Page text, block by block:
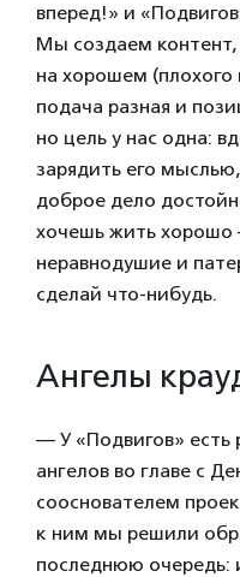
вперед!» и
Мы создаем контент,
на хорошем (плохого
подача разная и
но цель у нас одна:
зарядить его
доброе дело
хочешь жить хорошо
неравнодушие и
сделай что-нибудь.
Ангелы
— У «Подвигов» есть
ангелов во главе с
сооснователем
к ним мы решили
последнюю очередь: